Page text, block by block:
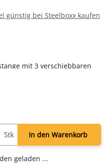
günstig bei Steelboxx kaufen
mit 3 verschiebbaren
mm
Stk In den Warenkorb
geladen ...